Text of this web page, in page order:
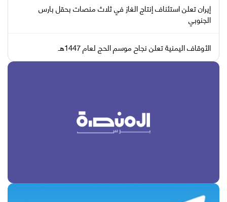
إيران تعلن استئناف إنتاج الغاز في ثلاث منصات بحقل بارس
الجنوبي
الأوقاف اليمنية تعلن نجاح موسم الحج لعام 1447هـ